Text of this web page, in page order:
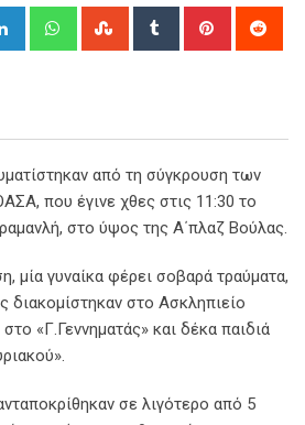
LinkedIn WhatsappStumbleUpon
Tumblr Pinterest
από τη σύγκρουση των
που έγινε χθες στις 11:30 το
στο ύψος της Α΄πλαζ Βούλας.
γυναίκα φέρει σοβαρά τραύματα,
διακομίστηκαν στο Ασκληπιείο
«Γ.Γεννηματάς» και δέκα παιδιά
σε λιγότερο από 5